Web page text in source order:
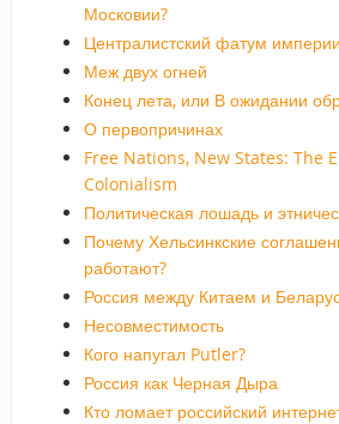
Московии?
Централистский фатум империи
Меж двух огней
Конец лета, или В ожидании
О первопричинах
Free Nations, New States: The
Colonialism
Политическая лошадь и
Почему Хельсинкские
работают?
Россия между Китаем и
Несовместимость
Кого напугал Putler?
Россия как Черная Дыра
Кто ломает российский